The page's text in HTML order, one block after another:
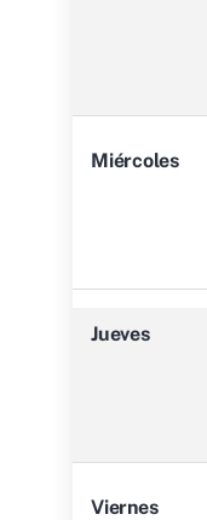
Miércoles
Jueves
Viernes